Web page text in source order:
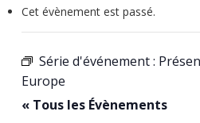
Cet évènement est passé.
Série d'événement :
Europe
« Tous les Évènements